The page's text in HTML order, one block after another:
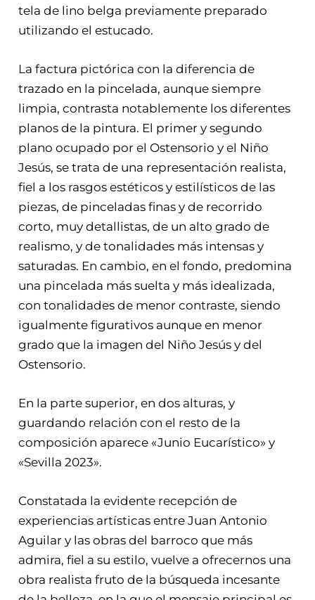
tela de lino belga previamente preparado
utilizando el estucado.
La factura pictórica con la diferencia de
trazado en la pincelada, aunque siempre
limpia, contrasta notablemente los diferentes
planos de la pintura. El primer y segundo
plano ocupado por el Ostensorio y el Niño
Jesús, se trata de una representación realista,
fiel a los rasgos estéticos y estilísticos de las
piezas, de pinceladas finas y de recorrido
corto, muy detallistas, de un alto grado de
realismo, y de tonalidades más intensas y
saturadas. En cambio, en el fondo, predomina
una pincelada más suelta y más idealizada,
con tonalidades de menor contraste, siendo
igualmente figurativos aunque en menor
grado que la imagen del Niño Jesús y del
Ostensorio.
En la parte superior, en dos alturas, y
guardando relación con el resto de la
composición aparece «Junio Eucarístico» y
«Sevilla 2023».
Constatada la evidente recepción de
experiencias artísticas entre Juan Antonio
Aguilar y las obras del barroco que más
admira, fiel a su estilo, vuelve a ofrecernos una
obra realista fruto de la búsqueda incesante